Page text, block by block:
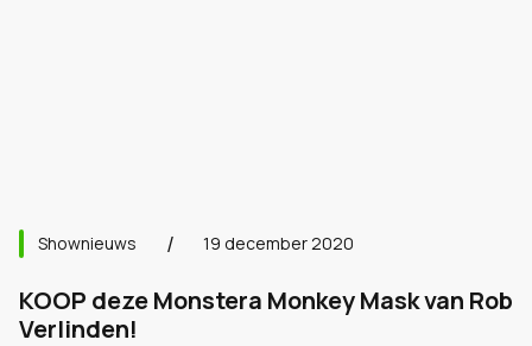
Shownieuws 19 december 2020
KOOP deze Monstera Monkey Mask van Rob
Verlinden!